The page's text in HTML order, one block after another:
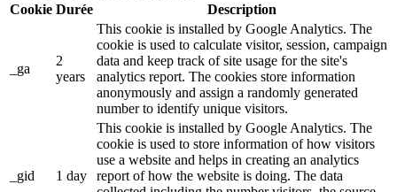
Cookie Durée Description
_ga
2
years
This cookie is installed by Google Analytics. The
cookie is used to calculate visitor, session, campaign
data and keep track of site usage for the site's
analytics report. The cookies store information
anonymously and assign a randomly generated
number to identify unique visitors.
_gid 1 day
This cookie is installed by Google Analytics. The
cookie is used to store information of how visitors
use a website and helps in creating an analytics
report of how the website is doing. The data